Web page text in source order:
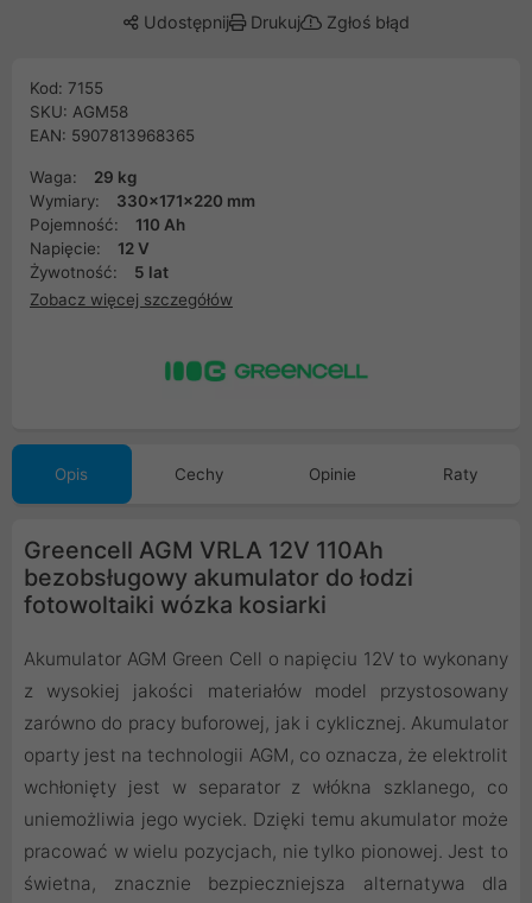
Udostępnij Drukuj Zgłoś błąd
Kod: 7155
SKU: AGM58
EAN: 5907813968365
Waga:
29 kg
Wymiary:
330x171x220 mm
Pojemność:
110 Ah
Napięcie:
12 V
Żywotność:
5 lat
Zobacz więcej szczegółów
Opis Cechy Opinie Raty
Greencell AGM VRLA 12V 110Ah
bezobsługowy akumulator do łodzi
fotowoltaiki wózka kosiarki
Akumulator AGM Green Cell o napięciu 12V to wykonany
z wysokiej jakości materiałów model przystosowany
zarówno do pracy buforowej, jak i cyklicznej. Akumulator
oparty jest na technologii AGM, co oznacza, że elektrolit
wchłonięty jest w separator z włókna szklanego, co
uniemożliwia jego wyciek. Dzięki temu akumulator może
pracować w wielu pozycjach, nie tylko pionowej. Jest to
świetna, znacznie bezpieczniejsza alternatywa dla